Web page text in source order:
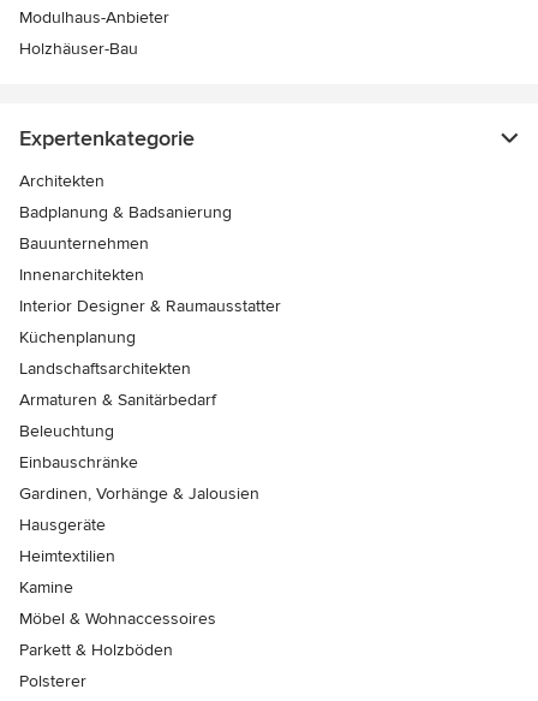
Modulhaus-Anbieter
Holzhäuser-Bau
Expertenkategorie
Architekten
Badplanung & Badsanierung
Bauunternehmen
Innenarchitekten
Interior Designer & Raumausstatter
Küchenplanung
Landschaftsarchitekten
Armaturen & Sanitärbedarf
Beleuchtung
Einbauschränke
Gardinen, Vorhänge & Jalousien
Hausgeräte
Heimtextilien
Kamine
Möbel & Wohnaccessoires
Parkett & Holzböden
Polsterer